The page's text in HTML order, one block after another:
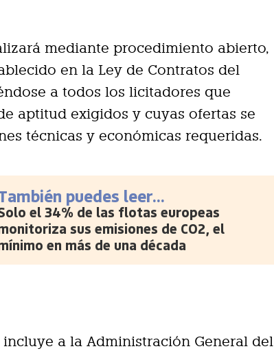
mediante procedimiento abierto,
en la Ley de Contratos del
a todos los licitadores que
aptitud exigidos y cuyas ofertas se
técnicas y económicas requeridas.
puedes leer...
el 34% de las flotas europeas
sus emisiones de CO2, el
en más de una década
a la Administración General del